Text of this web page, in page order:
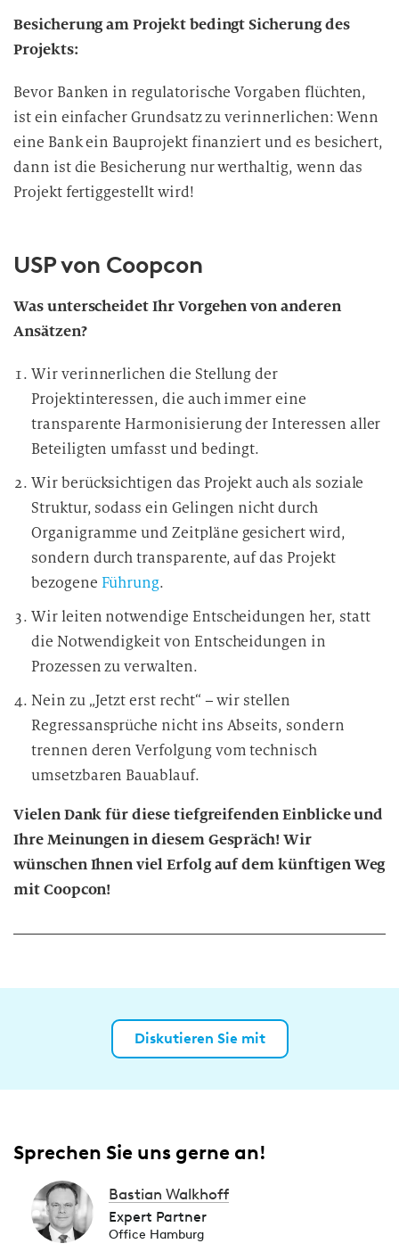
Besicherung am Projekt bedingt Sicherung des
Projekts:
Bevor Banken in regulatorische Vorgaben flüchten,
ist ein einfacher Grundsatz zu verinnerlichen: Wenn
eine Bank ein Bauprojekt finanziert und es besichert,
dann ist die Besicherung nur werthaltig, wenn das
Projekt fertiggestellt wird!
USP von Coopcon
Was unterscheidet Ihr Vorgehen von anderen
Ansätzen?
Wir verinnerlichen die Stellung der
Projektinteressen, die auch immer eine
transparente Harmonisierung der Interessen aller
Beteiligten umfasst und bedingt.
Wir berücksichtigen das Projekt auch als soziale
Struktur, sodass ein Gelingen nicht durch
Organigramme und Zeitpläne gesichert wird,
sondern durch transparente, auf das Projekt
bezogene Führung.
Wir leiten notwendige Entscheidungen her, statt
die Notwendigkeit von Entscheidungen in
Prozessen zu verwalten.
Nein zu „Jetzt erst recht“ – wir stellen
Regressansprüche nicht ins Abseits, sondern
trennen deren Verfolgung vom technisch
umsetzbaren Bauablauf.
Vielen Dank für diese tiefgreifenden Einblicke und
Ihre Meinungen in diesem Gespräch! Wir
wünschen Ihnen viel Erfolg auf dem künftigen Weg
mit Coopcon!
Diskutieren Sie mit
Sprechen Sie uns gerne an!
Bastian Walkhoff
Expert Partner
Office Hamburg